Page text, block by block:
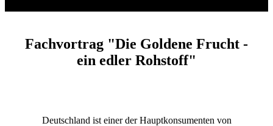
Fachvortrag "Die Goldene Frucht -
ein edler Rohstoff"
Deutschland ist einer der Hauptkonsumenten von